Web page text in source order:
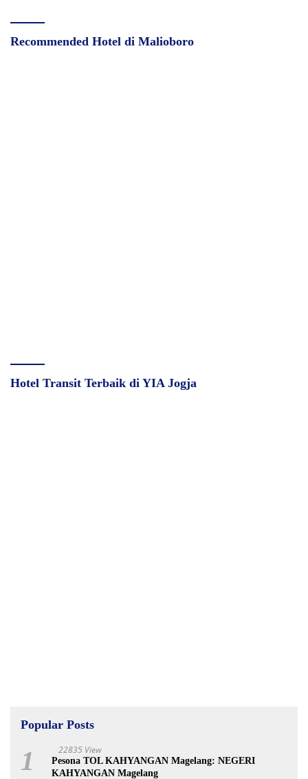
Recommended Hotel di Malioboro
Hotel Transit Terbaik di YIA Jogja
Popular Posts
1 22835 View
Pesona TOL KAHYANGAN Magelang: NEGERI
KAHYANGAN Magelang